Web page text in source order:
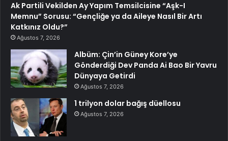
Ak Partili Vekilden Ay Yapım Temsilcisine “Aşk-I
Memnu” Sorusu: “Gençliğe ya da Aileye Nasıl Bir Artı
Katkınız Oldu?”
Ağustos 7, 2026
Albüm: Çin’in Güney Kore’ye
Gönderdiği Dev Panda Ai Bao Bir Yavru
Dünyaya Getirdi
Ağustos 7, 2026
1 trilyon dolar bağış düellosu
Ağustos 7, 2026